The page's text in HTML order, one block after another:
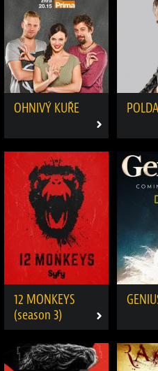
OHNIVÝ KUŘE POLDA
12 MONKEYS
(season 3)